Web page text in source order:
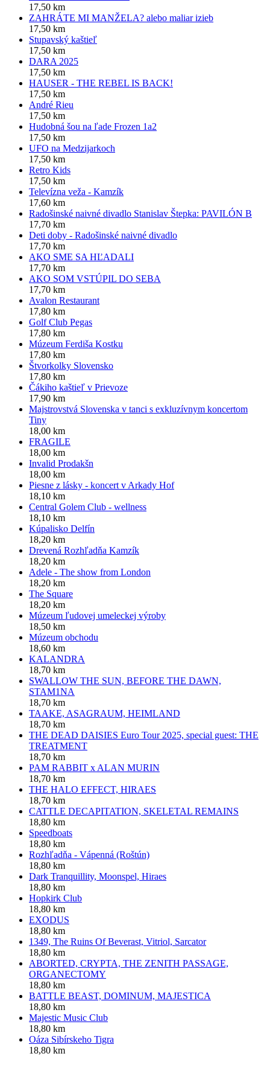
17,50 km
ZAHRÁTE MI MANŽELA? alebo maliar izieb
17,50 km
Stupavský kaštieľ
17,50 km
DARA 2025
17,50 km
HAUSER - THE REBEL IS BACK!
17,50 km
André Rieu
17,50 km
Hudobná šou na ľade Frozen 1a2
17,50 km
UFO na Medzijarkoch
17,50 km
Retro Kids
17,50 km
Televízna veža - Kamzík
17,60 km
Radošinské naivné divadlo Stanislav Štepka: PAVILÓN B
17,70 km
Deti doby - Radošinské naivné divadlo
17,70 km
AKO SME SA HĽADALI
17,70 km
AKO SOM VSTÚPIL DO SEBA
17,70 km
Avalon Restaurant
17,80 km
Golf Club Pegas
17,80 km
Múzeum Ferdiša Kostku
17,80 km
Štvorkolky Slovensko
17,80 km
Čákiho kaštieľ v Prievoze
17,90 km
Majstrovstvá Slovenska v tanci s exkluzívnym koncertom
Tiny
18,00 km
FRAGILE
18,00 km
Invalid Prodakšn
18,00 km
Piesne z lásky - koncert v Arkady Hof
18,10 km
Central Golem Club - wellness
18,10 km
Kúpalisko Delfín
18,20 km
Drevená Rozhľadňa Kamzík
18,20 km
Adele - The show from London
18,20 km
The Square
18,20 km
Múzeum ľudovej umeleckej výroby
18,50 km
Múzeum obchodu
18,60 km
KALANDRA
18,70 km
SWALLOW THE SUN, BEFORE THE DAWN,
STAM1NA
18,70 km
TAAKE, ASAGRAUM, HEIMLAND
18,70 km
THE DEAD DAISIES Euro Tour 2025, special guest: THE
TREATMENT
18,70 km
PAM RABBIT x ALAN MURIN
18,70 km
THE HALO EFFECT, HIRAES
18,70 km
CATTLE DECAPITATION, SKELETAL REMAINS
18,80 km
Speedboats
18,80 km
Rozhľadňa - Vápenná (Roštún)
18,80 km
Dark Tranquillity, Moonspel, Hiraes
18,80 km
Hopkirk Club
18,80 km
EXODUS
18,80 km
1349, The Ruins Of Beverast, Vitriol, Sarcator
18,80 km
ABORTED, CRYPTA, THE ZENITH PASSAGE,
ORGANECTOMY
18,80 km
BATTLE BEAST, DOMINUM, MAJESTICA
18,80 km
Majestic Music Club
18,80 km
Oáza Sibírskeho Tigra
18,80 km